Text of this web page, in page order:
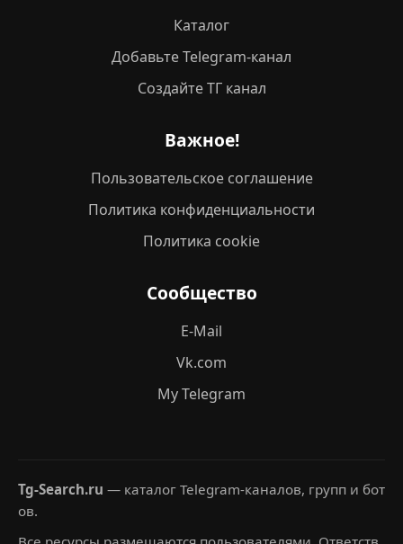
Каталог
Добавьте Telegram-канал
Создайте ТГ канал
Важное!
Пользовательское соглашение
Политика конфиденциальности
Политика cookie
Сообщество
E-Mail
Vk.com
My Telegram
Tg-Search.ru — каталог Telegram-каналов, групп и бот
ов.